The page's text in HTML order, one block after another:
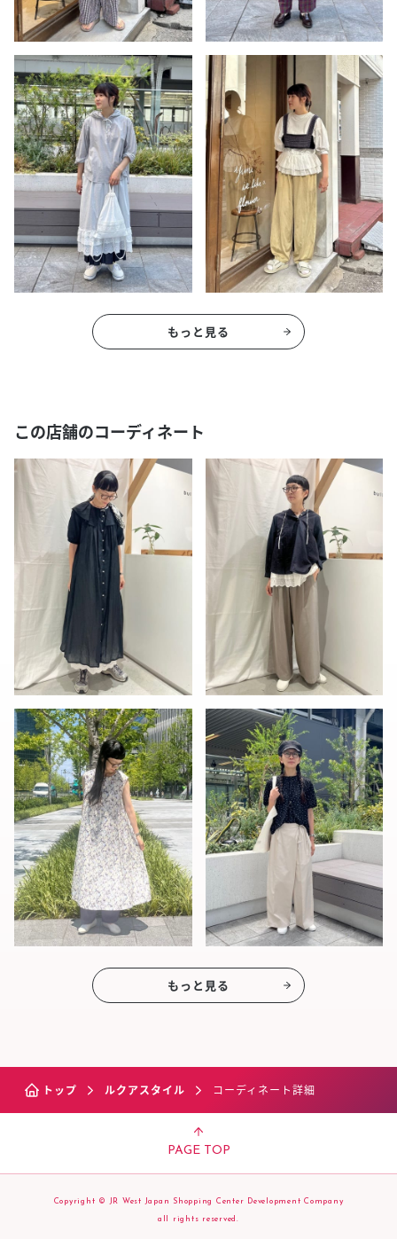
もっと見る
この店舗のコーディネート
もっと見る
トップ ルクアスタイル コーディネート詳細
PAGE TOP
Copyright © JR West Japan Shopping Center Development Company
all rights reserved.